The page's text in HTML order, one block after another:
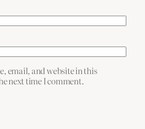
email, and website in this
next time I comment.